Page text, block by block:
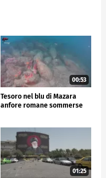
00:53
Tesoro nel blu di Mazara
anfore romane sommerse
01:25